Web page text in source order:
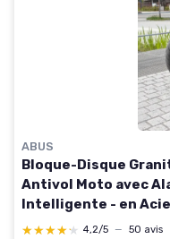
ABUS
Bloque-Disque
Antivol Moto avec
Intelligente - en
des Motos de Haute
★★★★★
★★★★★ 4,2/5 — 50 avis